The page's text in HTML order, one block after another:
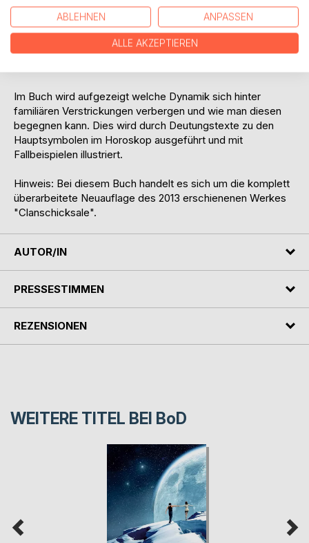
Mit Hilfe der psychologischen Astrologie und einem
vergleichenden Blick auf die Geburtshoroskope der
Familienmitglieder lassen sich hierzu tiefgreifende
Erkenntisse gewinnen - auch wenn die anderen gar nicht
Im Buch wird aufgezeigt welche Dynamik sich hinter
familiären Verstrickungen verbergen und wie man diesen
begegnen kann. Dies wird durch Deutungstexte zu den
Hauptsymbolen im Horoskop ausgeführt und mit
Fallbeispielen illustriert.
Hinweis: Bei diesem Buch handelt es sich um die komplett
überarbeitete Neuauflage des 2013 erschienenen Werkes
"Clanschicksale".
AUTOR/IN
PRESSESTIMMEN
REZENSIONEN
WEITERE TITEL BEI BoD
ABLEHNEN ANPASSEN
ALLE AKZEPTIEREN